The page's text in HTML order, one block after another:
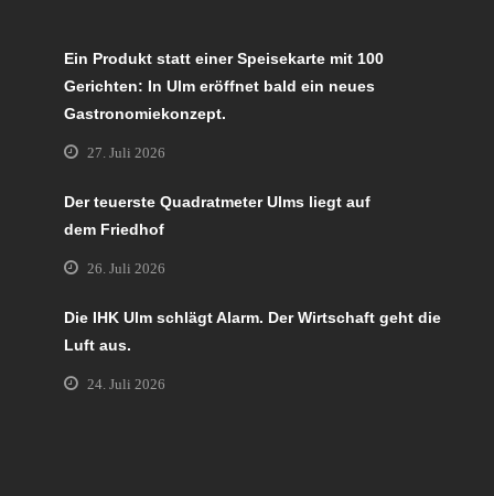
Ein Produkt statt einer Speisekarte mit 100
Gerichten: In Ulm eröffnet bald ein neues
Gastronomiekonzept.
27. Juli 2026
Der teuerste Quadratmeter Ulms liegt auf
dem Friedhof
26. Juli 2026
Die IHK Ulm schlägt Alarm. Der Wirtschaft geht die
Luft aus.
24. Juli 2026